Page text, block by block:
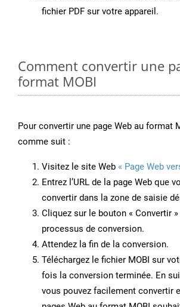
fichier PDF sur votre appareil.
Comment convertir une
format MOBI
Pour convertir une page Web au format
comme suit :
Visitez le site Web « Page Web
Entrez l’URL de la page Web que
convertir dans la zone de saisie
Cliquez sur le bouton « Convertir
processus de conversion.
Attendez la fin de la conversion.
Téléchargez le fichier MOBI sur
fois la conversion terminée. En
vous pouvez facilement convertir